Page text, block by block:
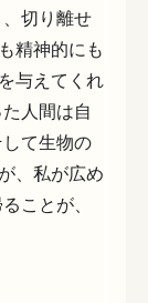
切り離せ
精神的にも
与えてくれ
人間は自
て生物の
、私が広め
ことが、